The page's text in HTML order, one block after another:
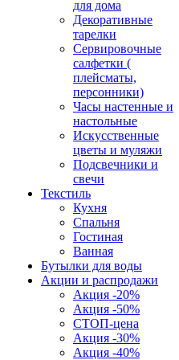
для дома
Декоративные
тарелки
Сервировочные
салфетки (
плейсматы,
персонники)
Часы настенные и
настольные
Искусственные
цветы и муляжи
Подсвечники и
свечи
Текстиль
Кухня
Спальня
Гостиная
Ванная
Бутылки для воды
Акции и распродажи
Акция -20%
Акция -50%
СТОП-цена
Акция -30%
Акция -40%